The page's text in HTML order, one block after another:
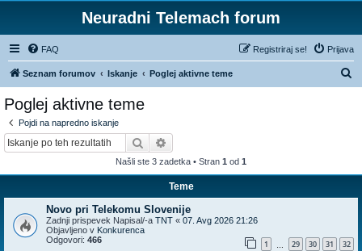
Neuradni Telemach forum
FAQ Prijava
Registriraj se!
Seznam forumov Iskanje Poglej aktivne teme
Poglej aktivne teme
Pojdi na napredno iskanje
Iskanje
Našli ste 3 zadetka • Stran 1 od 1
Teme
Novo pri Telekomu Slovenije
Zadnji prispevek Napisal/-a TNT « 07. Avg 2026 21:26
Objavljeno v Konkurenca
Odgovori: 466 1 29 30 31 32